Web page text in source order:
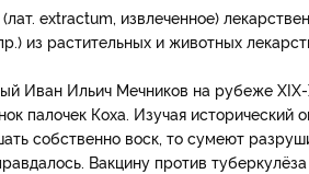
extractum, извлеченное)
из растительных и животных
Иван Ильич Мечников на рубеже
палочек Коха. Изучая
собственно воск, то сумеют
Вакцину против